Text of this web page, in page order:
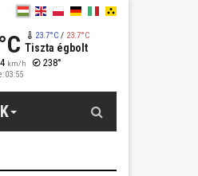
23.7°C/ 23.7°C
Tiszta égbolt
km/h 238°
03:55